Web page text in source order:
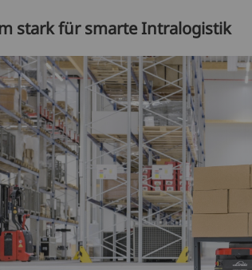
stark für smarte Intralogistik